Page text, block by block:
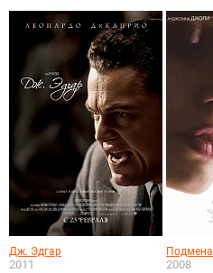
Дж. Эдгар
2011
Подмена
2008